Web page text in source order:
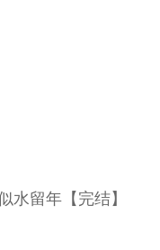
水留年【完结】